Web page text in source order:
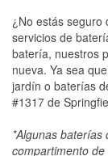
¿No estás
servicios de
batería, nuestros
nueva. Ya sea
jardín o baterías
#1317 de
*Algunas baterías
compartimento